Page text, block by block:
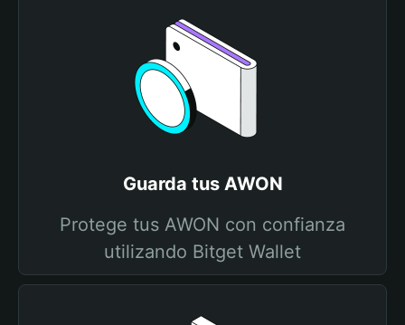
Guarda tus AWON
Protege tus AWON con confianza
utilizando Bitget Wallet